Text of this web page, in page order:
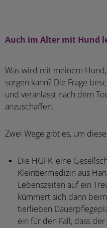
Auch im Alter mit Hund
Was wird mit meinem
sorgen kann? Die Frage
und veranlasst nach dem
anzuschaffen.
Zwei Wege gibt es, um
Die HGFK, eine
Kleintiermedizin aus
Lebenszeiten auf ein
kümmert sich dann
tierlieben
ein für den Fall, dass